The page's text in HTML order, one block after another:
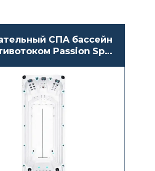
СПА бассейн
Passion Spas